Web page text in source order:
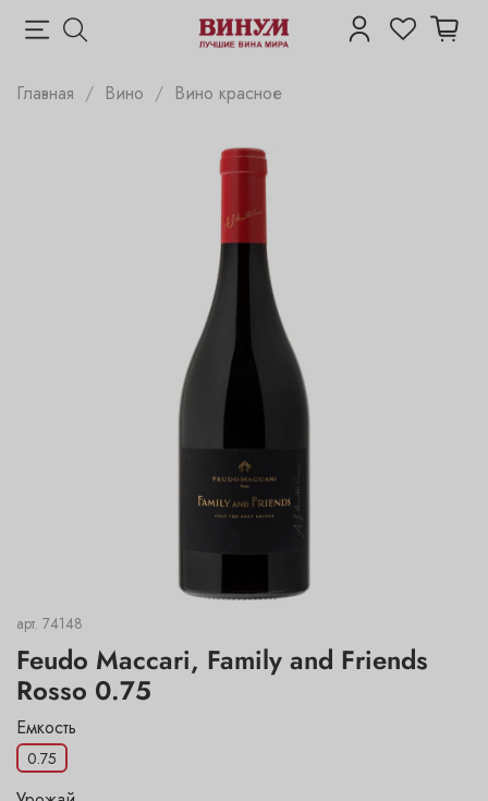
Главная Вино Вино красное
арт. 74148
Feudo Maccari, Family and Friends
Rosso 0.75
Емкость
0.75